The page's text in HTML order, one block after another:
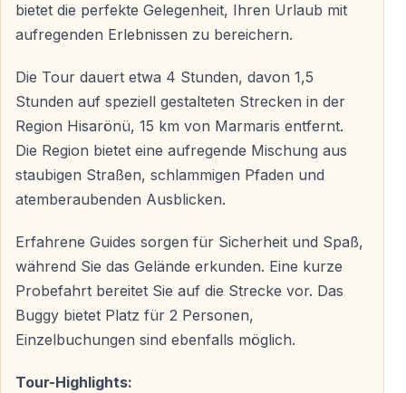
Professionelle Instruktoren überwachen die gesamte
Tour — Sicherheitsausrüstung wird gestellt und alle
Warum die Buggy Safari in Marmaris wählen
— Echtes Offroad-Abenteuer abseits der
Touristenmassen
Sicherheit
— Kein Führerschein und keine Fahrerfahrung
notwendig
— Geeignet für Paare, Familien und Freundesgruppen
— Ein besonderer Weg, die Natur von Marmaris zu
bietet die perfekte Gelegenheit, Ihren Urlaub mit
aufregenden Erlebnissen zu bereichern.
Die Tour dauert etwa 4 Stunden, davon 1,5
Stunden auf speziell gestalteten Strecken in der
Region Hisarönü, 15 km von Marmaris entfernt.
Die Region bietet eine aufregende Mischung aus
staubigen Straßen, schlammigen Pfaden und
atemberaubenden Ausblicken.
Erfahrene Guides sorgen für Sicherheit und Spaß,
während Sie das Gelände erkunden. Eine kurze
Probefahrt bereitet Sie auf die Strecke vor. Das
Buggy bietet Platz für 2 Personen,
Einzelbuchungen sind ebenfalls möglich.
Tour-Highlights: